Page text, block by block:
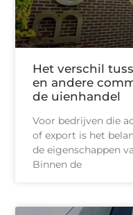
Het verschil
en andere
de uienhandel
Voor bedrijven die
of export is het
de eigenschappen
Binnen de